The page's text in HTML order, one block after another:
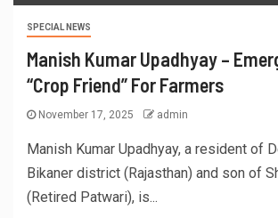
SPECIAL NEWS
Manish Kumar Upadhyay –
“Crop Friend” For Farmers
November 17, 2025 admin
Manish Kumar Upadhyay, a resident of
Bikaner district (Rajasthan) and son of
(Retired Patwari), is...